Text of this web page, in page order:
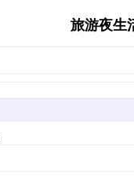
旅游夜生